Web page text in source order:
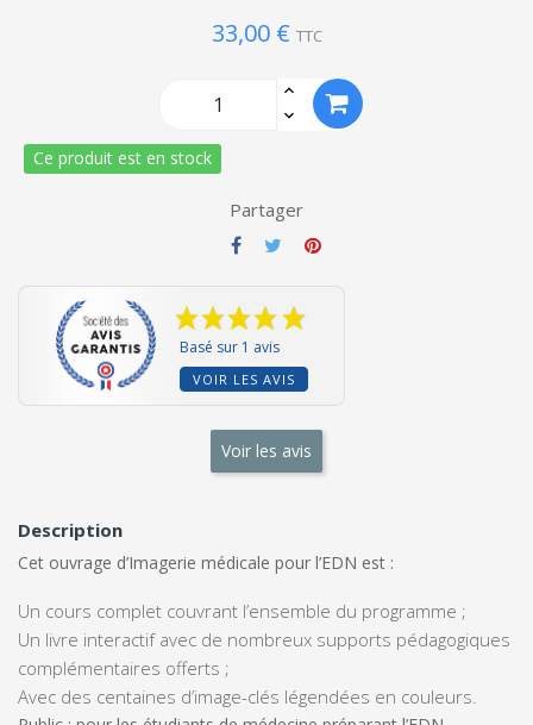
33,00 € TTC
Ce produit est en stock
Partager
Basé sur 1 avis
VOIR LES AVIS
Voir les avis
Description
Cet ouvrage d’Imagerie médicale pour l’EDN est :
Un cours complet couvrant l’ensemble du programme ;
Un livre interactif avec de nombreux supports pédagogiques
complémentaires offerts ;
Avec des centaines d’image-clés légendées en couleurs.